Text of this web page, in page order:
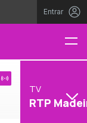
Entrar
TV
RTP